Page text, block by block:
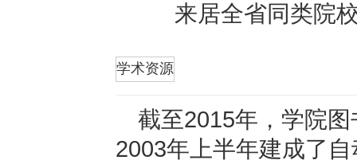
来居全省同类院
学术资源
截至2015年，学院
2003年上半年建成了